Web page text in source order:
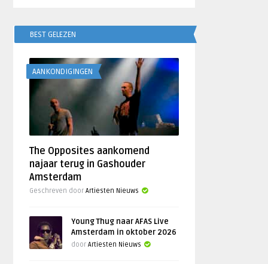
BEST GELEZEN
AANKONDIGINGEN
The Opposites aankomend
najaar terug in Gashouder
Amsterdam
Geschreven doorArtiesten Nieuws
Young Thug naar AFAS Live
Amsterdam in oktober 2026
doorArtiesten Nieuws